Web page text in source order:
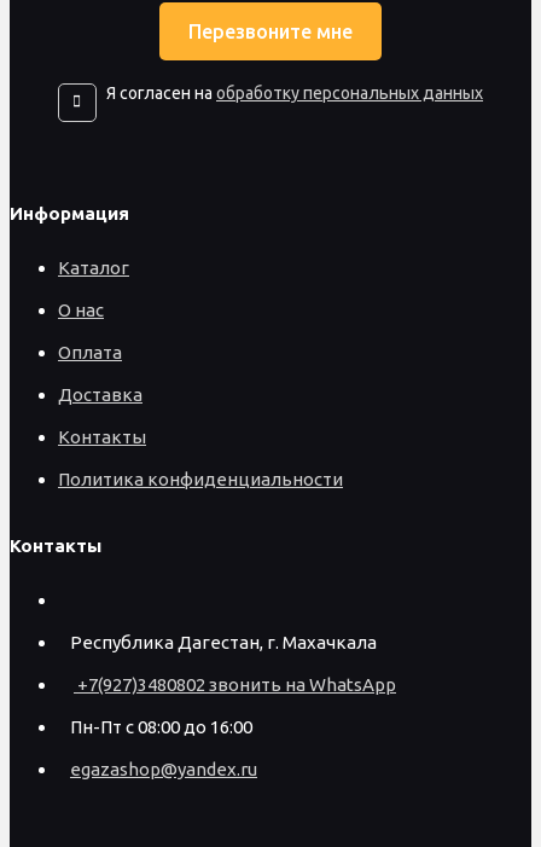
Я согласен на обработку персональных данных
Информация
Каталог
О нас
Оплата
Доставка
Контакты
Политика конфиденциальности
Контакты
Республика Дагестан, г. Махачкала
+7(927)3480802 звонить на WhatsApp
Пн-Пт с 08:00 до 16:00
egazashop@yandex.ru